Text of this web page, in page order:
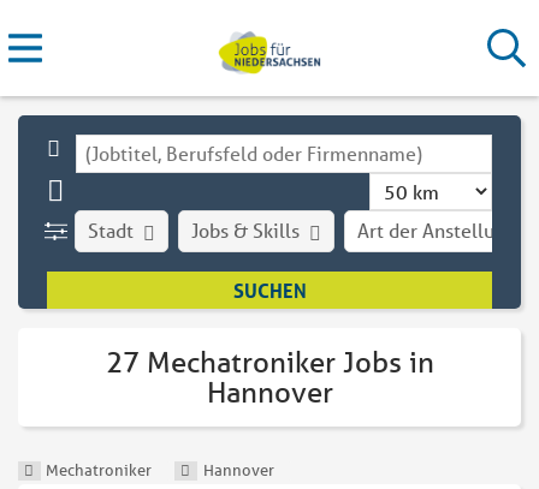
Stadt Art der Anstellung
Jobs & Skills
27 Mechatroniker Jobs in
Hannover
Mechatroniker Hannover